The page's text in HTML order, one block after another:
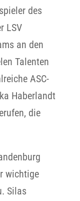
des
LSV
an den
Talenten
ASC-
Haberlandt
die
wichtige
Silas